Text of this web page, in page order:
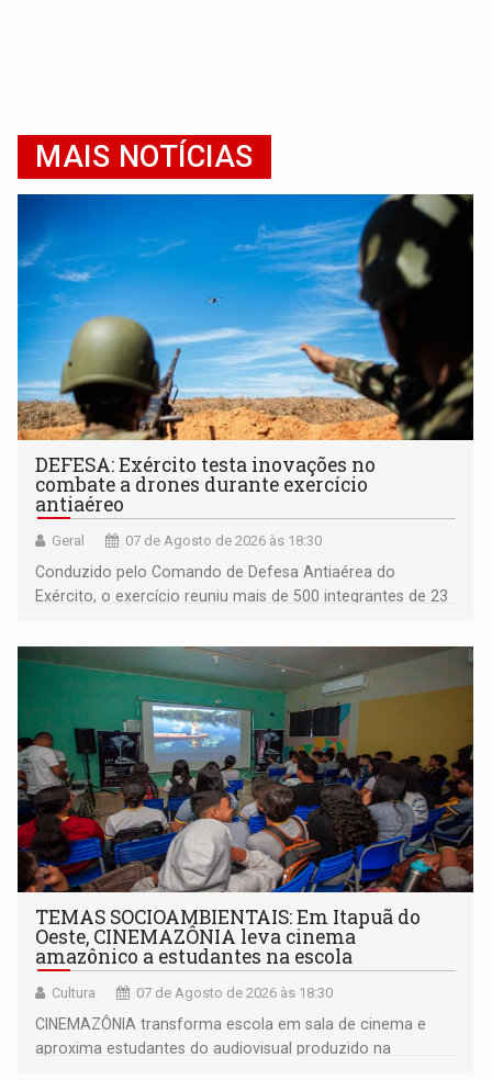
MAIS NOTÍCIAS
DEFESA: Exército testa inovações no
combate a drones durante exercício
antiaéreo
Geral 07 de Agosto de 2026 às 18:30
Conduzido pelo Comando de Defesa Antiaérea do
Exército, o exercício reuniu mais de 500 integrantes de 23
TEMAS SOCIOAMBIENTAIS: Em Itapuã do
Oeste, CINEMAZÔNIA leva cinema
amazônico a estudantes na escola
Cultura 07 de Agosto de 2026 às 18:30
CINEMAZÔNIA transforma escola em sala de cinema e
aproxima estudantes do audiovisual produzido na